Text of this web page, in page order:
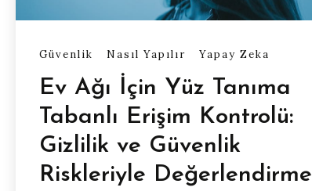
Güvenlik Nasıl Yapılır Yapay Zeka
Ev Ağı İçin Yüz Tanıma
Tabanlı Erişim Kontrolü:
Gizlilik ve Güvenlik
Riskleriyle Değerlendirme